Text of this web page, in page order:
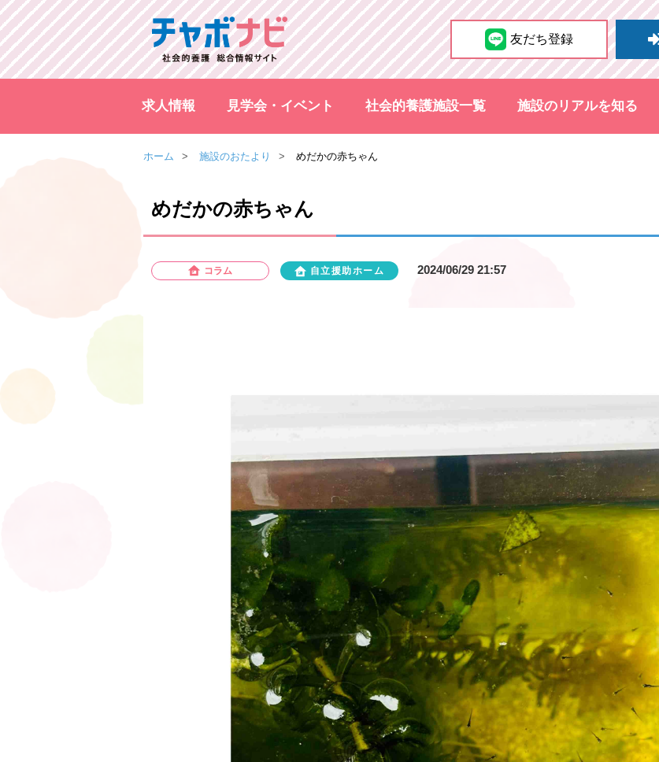
友だち登録
求人情報 見学会・イベント 社会的養護施設一覧 施設のリアルを知る
ホーム 施設のおたより めだかの赤ちゃん
めだかの赤ちゃん
コラム 自立援助ホーム 2024/06/29 21:57